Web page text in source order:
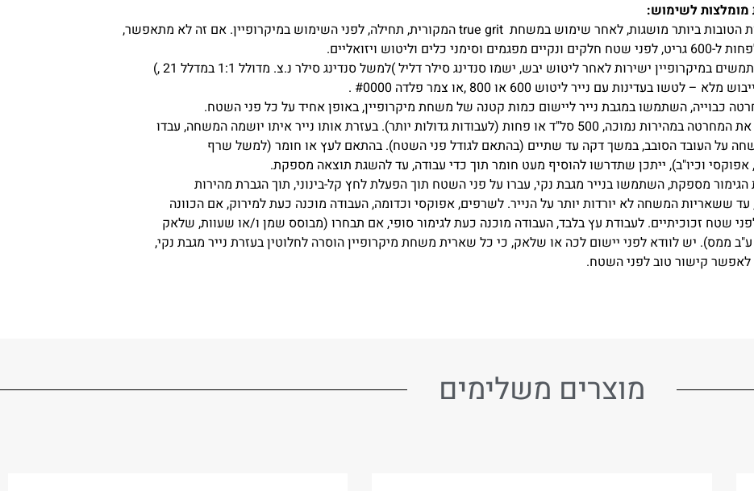
מומלצות לשימוש:
התוצאות הטובות ביותר מושגות, לאחר שימוש במשחת true grit המקורית, תחילה, לפני השימוש במיקרופיין. אם זה לא מתאפשר,
מפגמים וסימני כלים וליטוש ויזואליים.
במיקרופיין ישירות לאחר ליטוש יבש, ישמו סנדינג סילר דליל )למשל סנדינג סילר נ.צ. מדולל 1:1 במדלל 21 ,)
מלא – לטשו בעדינות עם נייר ליטוש 600 או 800 ,או צמר פלדה #0000 .
כבוייה, השתמשו במגבת נייר ליישום כמות קטנה של משחת מיקרופיין, באופן אחיד על כל פני השטח.
נמוכה, 500 סל"ד או פחות (לעבודות גדולות יותר). בעזרת אותו נייר איתו יושמה המשחה, עבדו
על העובד הסובב, במשך דקה עד שתיים (בהתאם לגודל פני השטח). בהתאם לעץ או חומר (למשל שרף
אפוקסי וכיו"ב), ייתכן שתדרשו להוסיף מעט חומר תוך כדי עבודה, עד להשגת תוצאה מספקת.
מספקת, השתמשו בנייר מגבת נקי, עברו על פני השטח תוך הפעלת לחץ קל-בינוני, תוך הגברת מהירות
עד ששאריות המשחה לא יורדות יותר על הנייר. לשרפים, אפוקסי וכדומה, העבודה מוכנה כעת למירוק, אם הכוונה
שטח זכוכיתיים. לעבודת עץ בלבד, העבודה מוכנה כעת לגימור סופי, אם תבחרו (מבוסס שמן ו/או שעוות, שלאק
ממס). יש לוודא לפני יישום לכה או שלאק, כי כל שארית משחת מיקרופיין הוסרה לחלוטין בעזרת נייר מגבת נקי,
לאפשר קישור טוב לפני השטח.
מוצרים משלימים